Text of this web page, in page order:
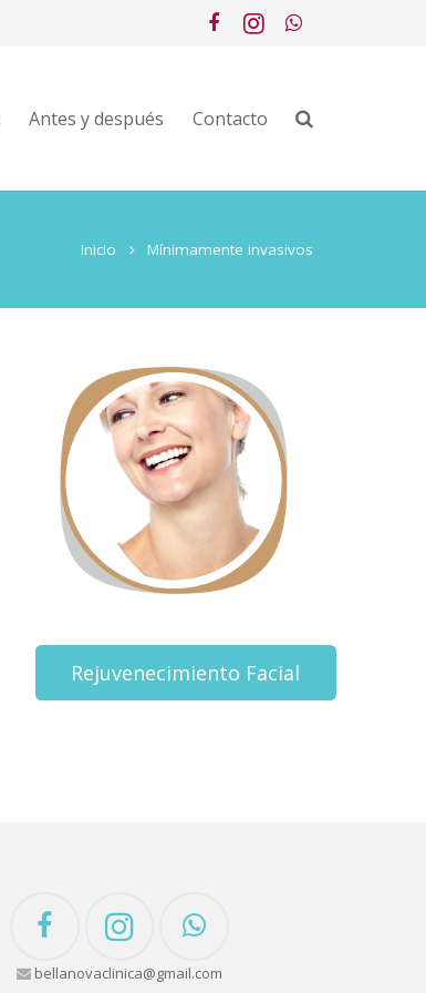
Antes y después Contacto
Inicio Mínimamente invasivos
Rejuvenecimiento Facial
bellanovaclinica@gmail.com